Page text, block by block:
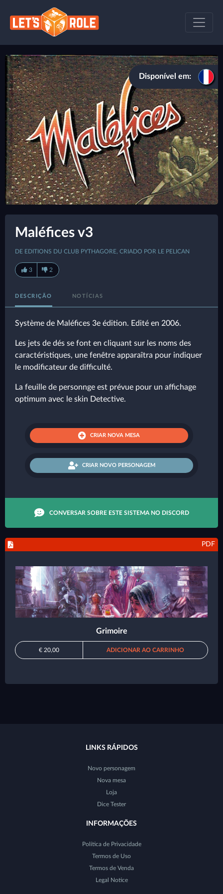
Disponível em:
Maléfices v3
DE EDITIONS DU CLUB PYTHAGORE, CRIADO POR LE PELICAN
3 2
DESCRIÇÃO NOTÍCIAS
Système de Maléfices 3e édition. Edité en 2006.
Les jets de dés se font en cliquant sur les noms des
caractéristiques, une fenêtre apparaîtra pour indiquer
le modificateur de difficulté.
La feuille de personnge est prévue pour un affichage
optimum avec le skin Detective.
CRIAR NOVA MESA
CRIAR NOVO PERSONAGEM
CONVERSAR SOBRE ESTE SISTEMA NO DISCORD
PDF
Grimoire
€ 20,00 ADICIONAR AO CARRINHO
LINKS RÁPIDOS
Novo personagem
Nova mesa
Loja
Dice Tester
INFORMAÇÕES
Política de Privacidade
Termos de Uso
Termos de Venda
Legal Notice